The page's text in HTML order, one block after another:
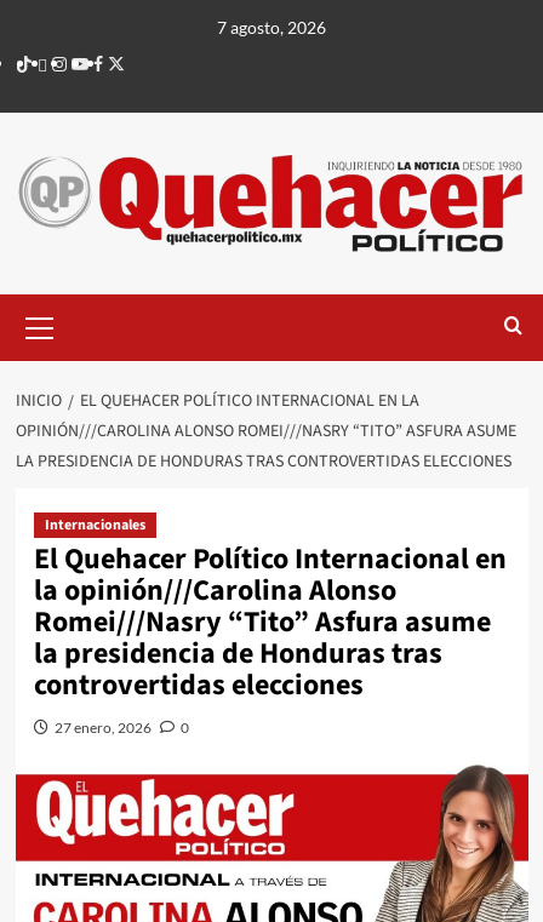
contenido
7 agosto, 2026
TikTok
threads
Instagram
Youtube
Facebook
X
principal
INICIO
EL QUEHACER POLÍTICO INTERNACIONAL EN LA
OPINIÓN///CAROLINA ALONSO ROMEI///NASRY “TITO” ASFURA ASUME
LA PRESIDENCIA DE HONDURAS TRAS CONTROVERTIDAS ELECCIONES
Internacionales
El Quehacer Político Internacional en
la opinión///Carolina Alonso
Romei///Nasry “Tito” Asfura asume
la presidencia de Honduras tras
controvertidas elecciones
27 enero, 2026 0